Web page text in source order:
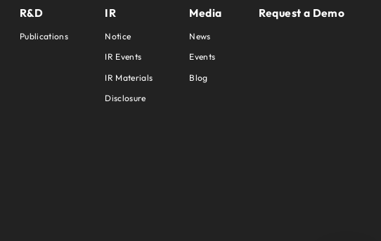
R&D
Publications
IR
Notice
IR Events
IR Materials
Disclosure
Media
News
Events
Blog
Request a Demo